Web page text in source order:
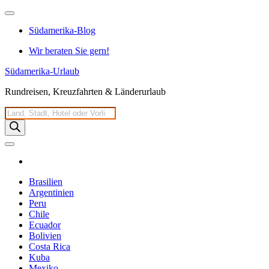
Zum
springenSüdamerika-Blog
Wir beraten Sie gern!
Südamerika-Urlaub
Rundreisen, Kreuzfahrten & Länderurlaub
Products
search
Brasilien
Argentinien
Peru
Chile
Ecuador
Bolivien
Costa Rica
Kuba